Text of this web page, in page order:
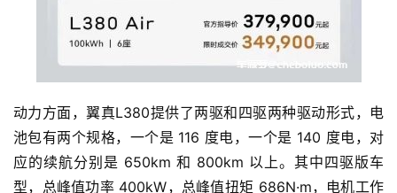
动力方面，翼真L380提供了两驱和四驱两种驱动形式，电
池包有两个规格，一个是 116 度电，一个是 140 度电，对
应的续航分别是 650km 和 800km 以上。其中四驱版车
型，总峰值功率 400kW，总峰值扭矩 686N·m，电机工作